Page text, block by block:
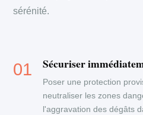
sérénité.
Sécuriser
Poser une protection
neutraliser les zones
l'aggravation des dégâts